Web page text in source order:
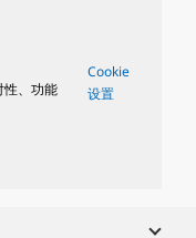
性、功能
Cookie
设置